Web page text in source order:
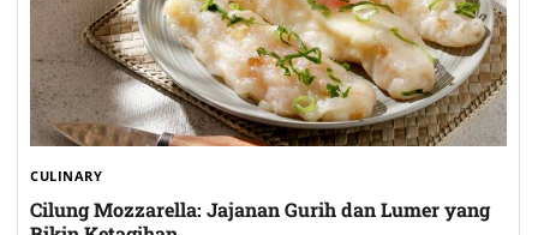
Kuih Pedamaran adalah salah satu kue tradisional
khas Indonesia yang terbuat dari bahan-bahan
sederhana namun menghasilkan rasa yang luar
biasa. Kue ini banyak dijumpai di […]